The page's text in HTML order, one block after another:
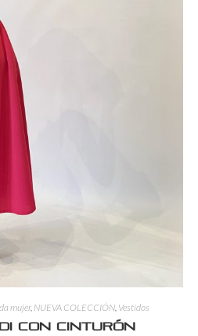
mujer, NUEVA COLECCIÓN, Vestidos
con Cinturón